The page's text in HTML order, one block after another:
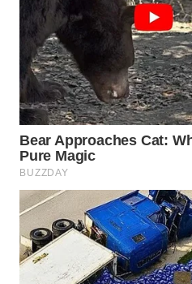
WAHANA
ADVOKAT
WAHANA
INFRASTRUKTUR
WAHANA
KONSUMEN
WAHANA
LISTRIK
WAHANA